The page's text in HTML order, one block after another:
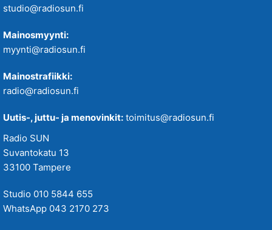
studio@radiosun.fi
Mainosmyynti:
myynti@radiosun.fi
Mainostrafiikki:
radio@radiosun.fi
Uutis-, juttu- ja menovinkit: toimitus@radiosun.fi
Radio SUN
Suvantokatu 13
33100 Tampere
Studio 010 5844 655
WhatsApp 043 2170 273